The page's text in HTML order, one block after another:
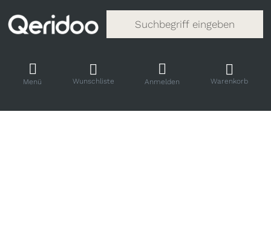
Menü Wunschliste Anmelden Warenkorb